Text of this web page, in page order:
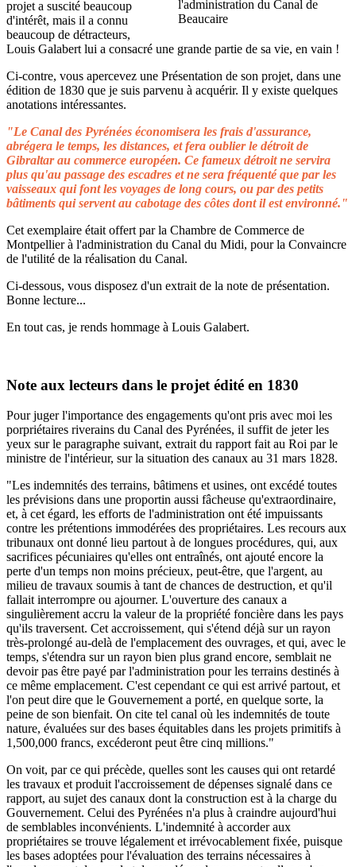
projet a suscité beaucoup
d'intérêt, mais il a connu
beaucoup de détracteurs,
Louis Galabert lui a consacré une grande partie de sa vie, en vain !
Ci-contre, vous apercevez une Présentation de son projet, dans une
édition de 1830 que je suis parvenu à acquérir. Il y existe quelques
anotations intéressantes.
"Le Canal des Pyrénées économisera les frais d'assurance,
abrégera le temps, les distances, et fera oublier le détroit de
Gibraltar au commerce européen. Ce fameux détroit ne servira
plus qu'au passage des escadres et ne sera fréquenté que par les
vaisseaux qui font les voyages de long cours, ou par des petits
bâtiments qui servent au cabotage des côtes dont il est environné."
Cet exemplaire était offert par la Chambre de Commerce de
Montpellier à l'administration du Canal du Midi, pour la Convaincre
de l'utilité de la réalisation du Canal.
Ci-dessous, vous disposez d'un extrait de la note de présentation.
Bonne lecture...
En tout cas, je rends hommage à Louis Galabert.
Note aux lecteurs dans le projet édité en 1830
Pour juger l'importance des engagements qu'ont pris avec moi les
porpriétaires riverains du Canal des Pyrénées, il suffit de jeter les
yeux sur le paragraphe suivant, extrait du rapport fait au Roi par le
ministre de l'intérieur, sur la situation des canaux au 31 mars 1828.
"Les indemnités des terrains, bâtimens et usines, ont excédé toutes
les prévisions dans une proportin aussi fâcheuse qu'extraordinaire,
et, à cet égard, les efforts de l'administration ont été impuissants
contre les prétentions immodérées des propriétaires. Les recours aux
tribunaux ont donné lieu partout à de longues procédures, qui, aux
sacrifices pécuniaires qu'elles ont entraînés, ont ajouté encore la
perte d'un temps non moins précieux, peut-être, que l'argent, au
milieu de travaux soumis à tant de chances de destruction, et qu'il
fallait interrompre ou ajourner. L'ouverture des canaux a
singulièrement accru la valeur de la propriété foncière dans les pays
qu'ils traversent. Cet accroissement, qui s'étend déjà sur un rayon
très-prolongé au-delà de l'emplacement des ouvrages, et qui, avec le
temps, s'étendra sur un rayon bien plus grand encore, semblait ne
devoir pas être payé par l'administration pour les terrains destinés à
ce même emplacement. C'est cependant ce qui est arrivé partout, et
l'on peut dire que le Gouvernement a porté, en quelque sorte, la
peine de son bienfait. On cite tel canal où les indemnités de toute
nature, évaluées sur des bases équitables dans les projets primitifs à
1,500,000 francs, excéderont peut être cinq millions."
On voit, par ce qui précède, quelles sont les causes qui ont retardé
les travaux et produit l'accroissement de dépenses signalé dans ce
rapport, au sujet des canaux dont la construction est à la charge du
Gouvernement. Celui des Pyrénées n'a plus à craindre aujourd'hui
de semblables inconvénients. L'indemnité à accorder aux
propriétaires se trouve légalement et irrévocablement fixée, puisque
les bases adoptées pour l'évaluation des terrains nécessaires à